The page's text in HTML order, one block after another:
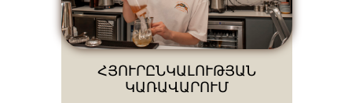
ՀՅՈՒՐԸՆԿԱԼՈՒԹՅԱՆ
ԿԱՌԱՎԱՐՈՒՄ